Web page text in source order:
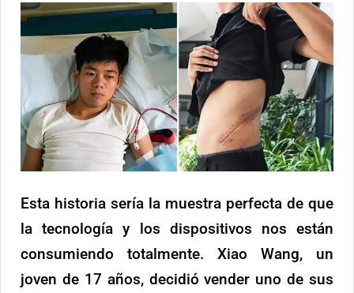
Esta historia sería la muestra perfecta de que
la tecnología y los dispositivos nos están
consumiendo totalmente. Xiao Wang, un
joven de 17 años, decidió vender uno de sus